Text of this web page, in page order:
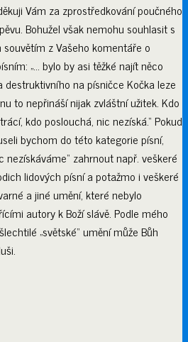
Vám za zprostředkování poučného
Bohužel však nemohu souhlasit s
z Vašeho komentáře o
„… bylo by asi těžké najít něco
na písničce Kočka leze
to nepřináší nijak zvláštní užitek. Kdo
kdo poslouchá, nic nezíská.“ Pokud
bychom do této kategorie písní,
nezískáváme“ zahrnout např. veškeré
lidových písní a potažmo i veškeré
a jiné umění, které nebylo
autory k Boží slávě. Podle mého
„světské“ umění může Bůh